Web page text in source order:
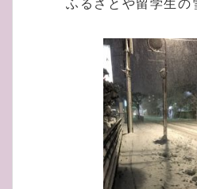
ふるさとや留学生